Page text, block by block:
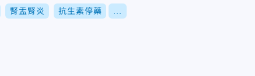
腎盂腎炎 抗生素停藥